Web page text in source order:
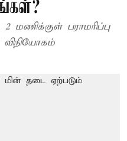
பராமரிப்பு